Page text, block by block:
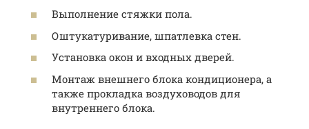
Выполнение стяжки пола.
Оштукатуривание, шпатлевка стен.
Установка окон и входных дверей.
Монтаж внешнего блока кондиционера, а
также прокладка воздуховодов для
внутреннего блока.